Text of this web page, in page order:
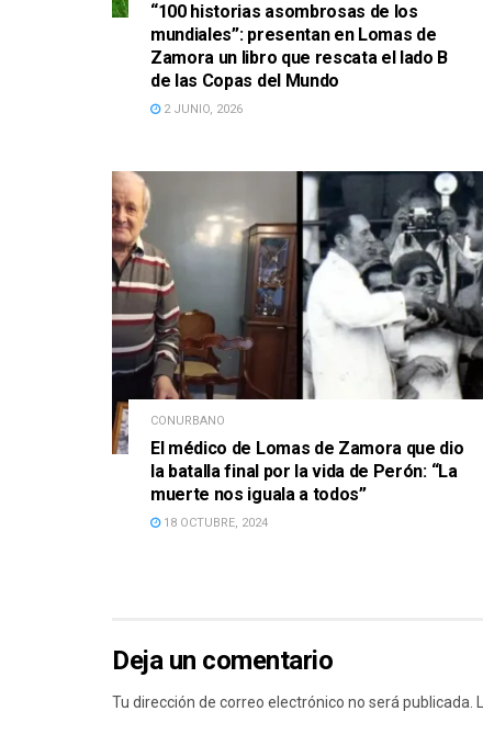
“100 historias asombrosas de los
mundiales”: presentan en Lomas de
Zamora un libro que rescata el lado B
de las Copas del Mundo
2 JUNIO, 2026
CONURBANO
El médico de Lomas de Zamora que dio
la batalla final por la vida de Perón: “La
muerte nos iguala a todos”
18 OCTUBRE, 2024
Deja un comentario
Tu dirección de correo electrónico no será publicada.